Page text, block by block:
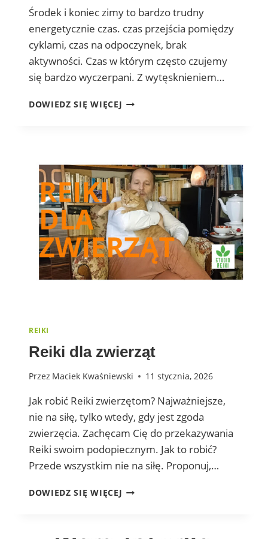
Środek i koniec zimy to bardzo trudny
energetycznie czas. czas przejścia pomiędzy
cyklami, czas na odpoczynek, brak
aktywności. Czas w którym często czujemy
się bardzo wyczerpani. Z wytęsknieniem…
DOWIEDZ SIĘ WIĘCEJ PRZEDNÓWEK
MIĘDZY
CYKLAMI
REIKI
Reiki dla zwierząt
Przez Maciek Kwaśniewski 11 stycznia, 2026
Jak robić Reiki zwierzętom? Najważniejsze,
nie na siłę, tylko wtedy, gdy jest zgoda
zwierzęcia. Zachęcam Cię do przekazywania
Reiki swoim podopiecznym. Jak to robić?
Przede wszystkim nie na siłę. Proponuj,…
DOWIEDZ SIĘ WIĘCEJ REIKI